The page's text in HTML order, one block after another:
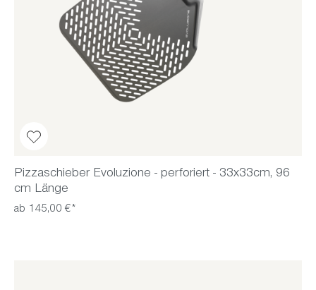
Pizzaschieber Evoluzione - perforiert - 33x33cm, 96
cm Länge
ab 145,00 €*